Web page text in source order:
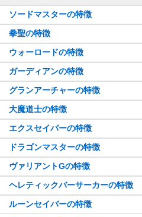
ソードマスターの特徴
拳聖の特徴
ウォーロードの特徴
ガーディアンの特徴
グランアーチャーの特徴
大魔道士の特徴
エクスセイバーの特徴
ドラゴンマスターの特徴
ヴァリアントGの特徴
ヘレティックバーサーカーの特徴
ルーンセイバーの特徴